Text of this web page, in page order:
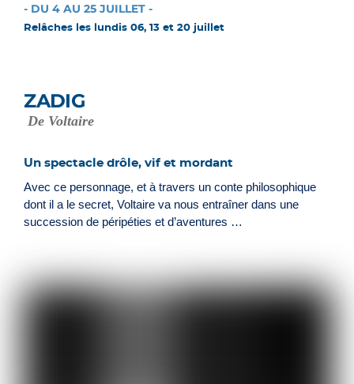
- DU 4 AU 25 JUILLET -
Relâches les lundis 06, 13 et 20 juillet
ZADIG
De Voltaire
Un spectacle drôle, vif et mordant
Avec ce personnage, et à travers un conte philosophique
dont il a le secret, Voltaire va nous entraîner dans une
succession de péripéties et d’aventures …